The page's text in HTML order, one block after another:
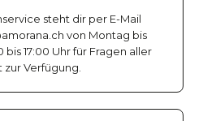
steht dir per E-Mail
von Montag bis
17:00 Uhr für Fragen aller
zur Verfügung.